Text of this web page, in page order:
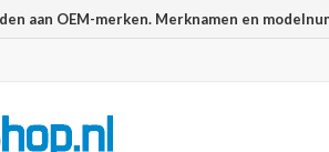
aan OEM-merken. Merknamen en